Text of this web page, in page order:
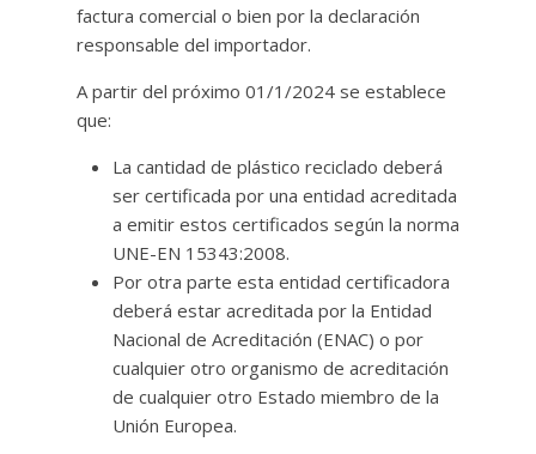
factura comercial o bien por la declaración
responsable del importador.
A partir del próximo 01/1/2024 se establece
que:
La cantidad de plástico reciclado deberá
ser certificada por una entidad acreditada
a emitir estos certificados según la norma
UNE-EN 15343:2008.
Por otra parte esta entidad certificadora
deberá estar acreditada por la Entidad
Nacional de Acreditación (ENAC) o por
cualquier otro organismo de acreditación
de cualquier otro Estado miembro de la
Unión Europea.